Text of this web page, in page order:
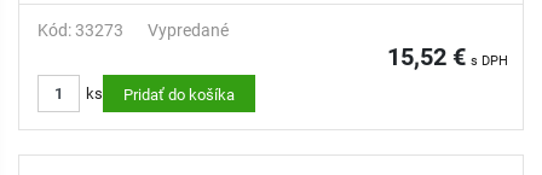
Kód: 33273 Vypredané
15,52 € s DPH
ks Pridať do košíka